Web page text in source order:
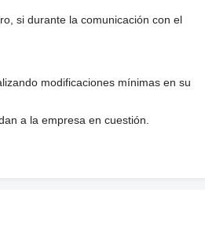
si durante la comunicación con el
modificaciones mínimas en su
a la empresa en cuestión.